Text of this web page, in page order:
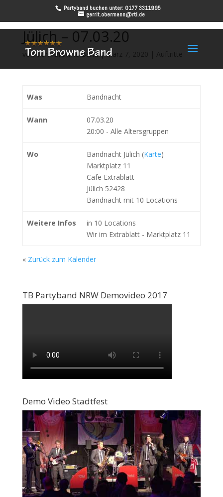
Partyband buchen unter: 0177 3311995
gerrit.obermann@rtl.de
Jülich – 07.03.20
vonTom Browne Band|März 7, 2020 | Auftritte
Was Bandnacht
Wann
07.03.20
20:00 - Alle Altersgruppen
Wo Bandnacht Jülich (Karte)
Marktplatz 11
Cafe Extrablatt
Jülich 52428
Bandnacht mit 10 Locations
Weitere Infos
in 10 Locations
Wir im Extrablatt - Marktplatz 11
« Zurück zum Kalender
TB Partyband NRW Demovideo 2017
Demo Video Stadtfest